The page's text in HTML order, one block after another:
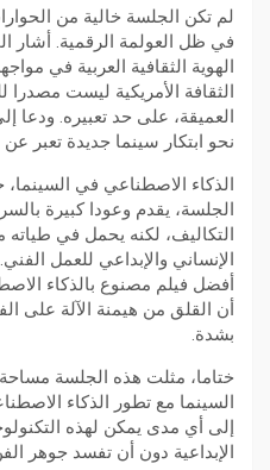
لم تكن الجلسة خالية من
في ظل العولمة الرقمية. أشار
الهوية الثقافية العربية في
الثقافة الأمريكية ليست مصدرا
العميقة، على حد تعبيره. ودعا
نحو ابتكار سينما جديدة تعبر عن
الذكاء الاصطناعي في
الجلسة، يقدم وعودا كبيرة
التكاليف، لكنه يحمل في
أفضل فيلم مصنوع بالذكاء
أن القلق من هيمنة الآلة على
بشدة.
ختاما، مثلت هذه الجلسة
السينما مع تطور الذكاء
إلى أي مدى يمكن لهذه
الإبداعية دون أن تفسد جوهر